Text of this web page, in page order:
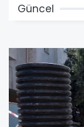
Güncel